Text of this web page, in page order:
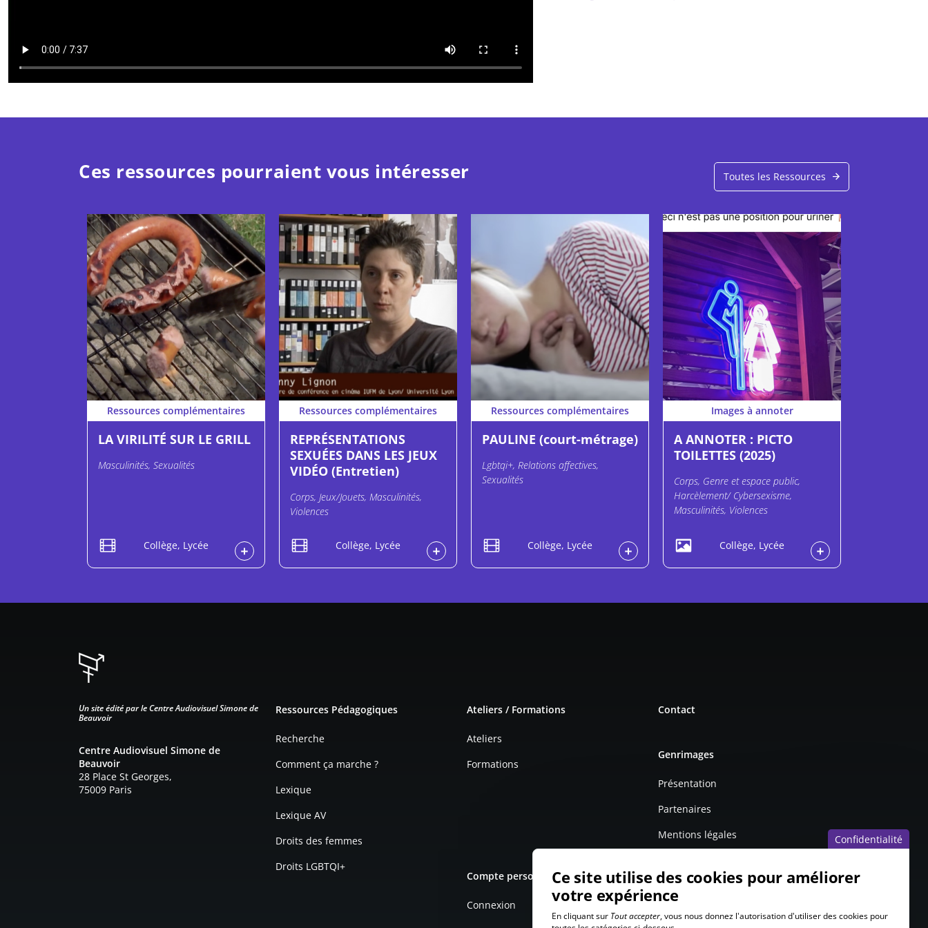
Ces ressources pourraient vous intéresser Toutes les Ressources
Ressources complémentaires
LA VIRILITÉ SUR LE GRILL
Masculinités, Sexualités
Collège, Lycée
Ressources complémentaires
REPRÉSENTATIONS
SEXUÉES DANS LES JEUX
VIDÉO (Entretien)
Corps, Jeux/Jouets, Masculinités,
Violences
Collège, Lycée
Ressources complémentaires
PAULINE (court-métrage)
Lgbtqi+, Relations affectives,
Sexualités
Collège, Lycée
Images à annoter
A ANNOTER : PICTO
TOILETTES (2025)
Corps, Genre et espace public,
Harcèlement/ Cybersexisme,
Masculinités, Violences
Collège, Lycée
Un site édité par le Centre Audiovisuel Simone de
Beauvoir
Centre Audiovisuel Simone de
Beauvoir
28 Place St Georges,
75009 Paris
Ressources Pédagogiques
Recherche
Comment ça marche ?
Lexique
Lexique AV
Droits des femmes
Droits LGBTQI+
Ateliers / Formations
Ateliers
Formations
Contact
Genrimages
Présentation
Partenaires
Mentions légales
Compte personnel
Connexion
Confidentialité
Ce site utilise des cookies pour améliorer
votre expérience
En cliquant sur Tout accepter, vous nous donnez l'autorisation d'utiliser des cookies pour